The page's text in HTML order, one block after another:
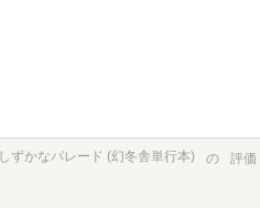
しずかなパレード (幻冬舎単行本) の 評価